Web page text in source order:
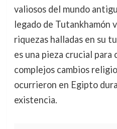
valiosos del mundo
legado de Tutankhamón
riquezas halladas en su
es una pieza crucial para
complejos cambios
ocurrieron en Egipto
existencia.